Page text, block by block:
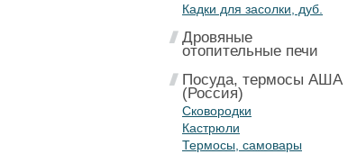
Кадки для засолки, дуб.
Дровяные
отопительные печи
Посуда, термосы АША
(Россия)
Сковородки
Кастрюли
Термосы, самовары